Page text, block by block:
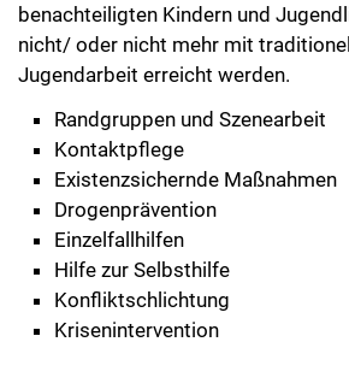
benachteiligten Kindern und
nicht/ oder nicht mehr mit
Jugendarbeit erreicht werden.
Randgruppen und Szenearbeit
Kontaktpflege
Existenzsichernde Maßnahmen
Drogenprävention
Einzelfallhilfen
Hilfe zur Selbsthilfe
Konfliktschlichtung
Krisenintervention